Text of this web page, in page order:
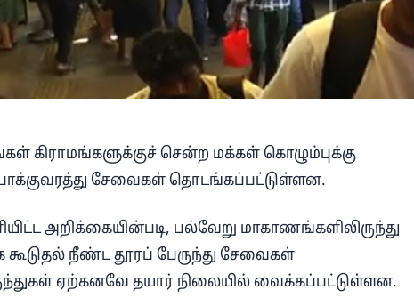
கிராமங்களுக்குச் சென்ற மக்கள் கொழும்புக்கு
சேவைகள் தொடங்கப்பட்டுள்ளன.
அறிக்கையின்படி, பல்வேறு மாகாணங்களிலிருந்து
கூடுதல் நீண்ட தூரப் பேருந்து சேவைகள்
ஏற்கனவே தயார் நிலையில் வைக்கப்பட்டுள்ளன.